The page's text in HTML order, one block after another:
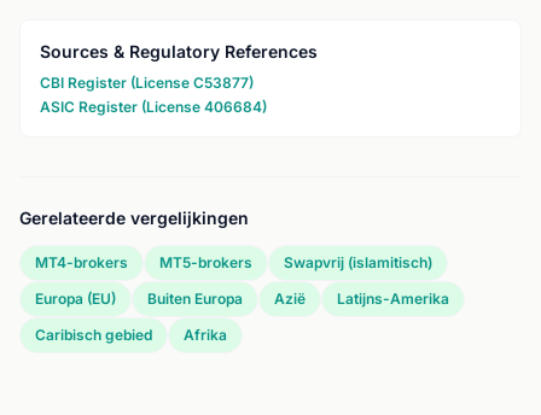
Sources & Regulatory References
CBI Register (License C53877)
ASIC Register (License 406684)
Gerelateerde vergelijkingen
MT4-brokers MT5-brokers
Swapvrij (islamitisch)
Europa (EU)
Buiten Europa Azië
Latijns-Amerika
Caribisch gebied
Afrika